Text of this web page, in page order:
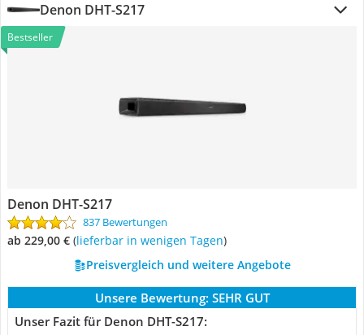
Denon DHT-S217
Bestseller
Denon DHT-S217
837 Bewertungen
ab 229,00 € ( Lieferbar in wenigen Tagen)
Preisvergleich und weitere Angebote
Unsere Bewertung: SEHR GUT
Unser Fazit für Denon DHT-S217: